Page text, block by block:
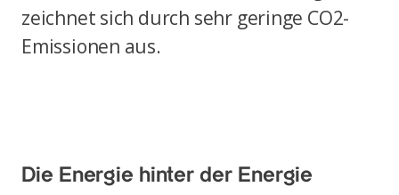
zeichnet sich durch sehr geringe CO2-
Emissionen aus.
Die Energie hinter der Energie